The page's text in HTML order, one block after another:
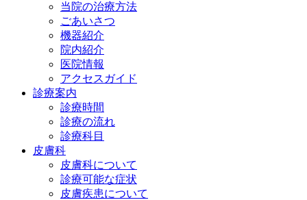
当院の治療方法
ごあいさつ
機器紹介
院内紹介
医院情報
アクセスガイド
診療案内
診療時間
診療の流れ
診療科目
皮膚科
皮膚科について
診療可能な症状
皮膚疾患について